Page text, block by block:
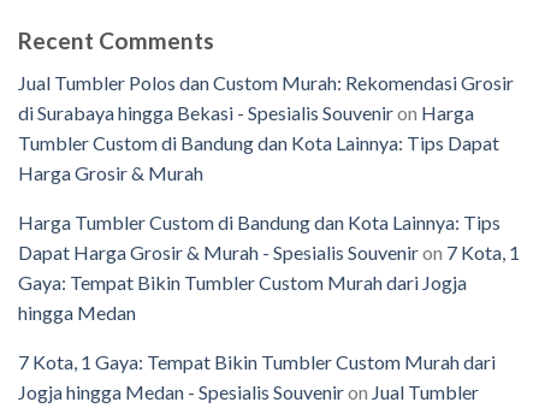
Recent Comments
Jual Tumbler Polos dan Custom Murah: Rekomendasi Grosir
di Surabaya hingga Bekasi - Spesialis Souveniron Harga
Tumbler Custom di Bandung dan Kota Lainnya: Tips Dapat
Harga Grosir & Murah
Harga Tumbler Custom di Bandung dan Kota Lainnya: Tips
Dapat Harga Grosir & Murah - Spesialis Souveniron 7 Kota, 1
Gaya: Tempat Bikin Tumbler Custom Murah dari Jogja
hingga Medan
7 Kota, 1 Gaya: Tempat Bikin Tumbler Custom Murah dari
Jogja hingga Medan - Spesialis Souveniron Jual Tumbler